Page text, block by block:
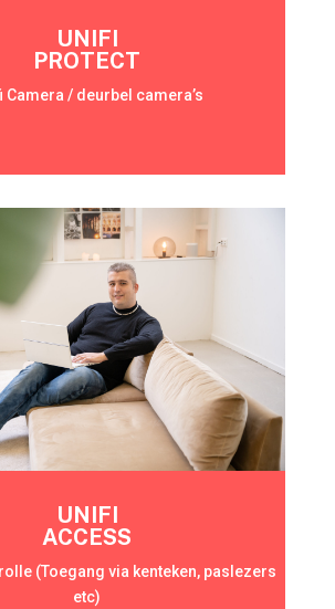
UNIFI
PROTECT
Camera / deurbel camera’s
UNIFI
ACCESS
(Toegang via kenteken, paslezers
etc)